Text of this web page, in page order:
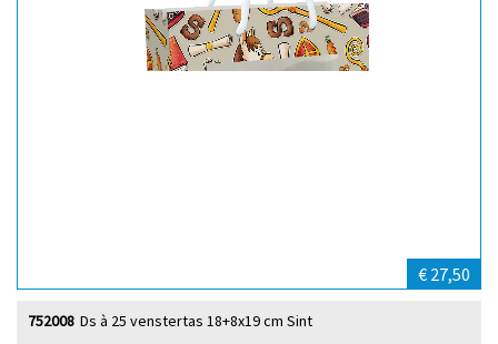
€ 27,50
Ds à 25 venstertas 18+8x19 cm Sint
752008